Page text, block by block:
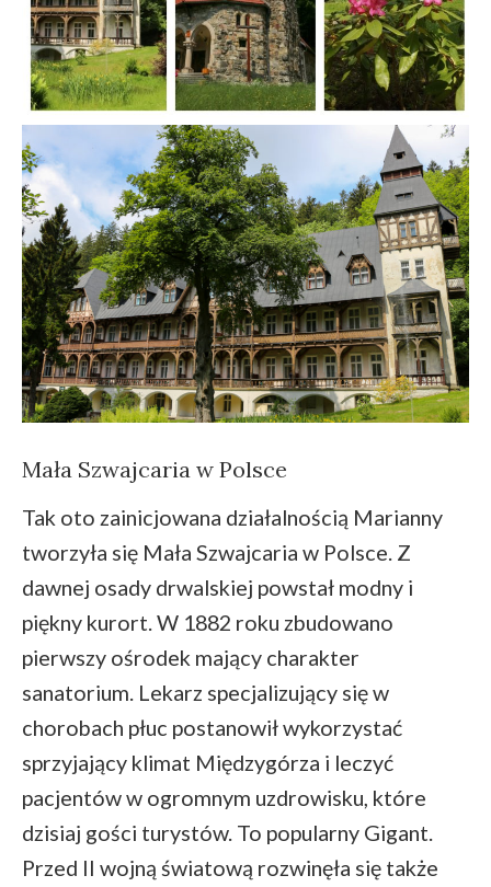
Mała Szwajcaria w Polsce
Tak oto zainicjowana działalnością Marianny
tworzyła się Mała Szwajcaria w Polsce. Z
dawnej osady drwalskiej powstał modny i
piękny kurort. W 1882 roku zbudowano
pierwszy ośrodek mający charakter
sanatorium. Lekarz specjalizujący się w
chorobach płuc postanowił wykorzystać
sprzyjający klimat Międzygórza i leczyć
pacjentów w ogromnym uzdrowisku, które
dzisiaj gości turystów. To popularny Gigant.
Przed II wojną światową rozwinęła się także